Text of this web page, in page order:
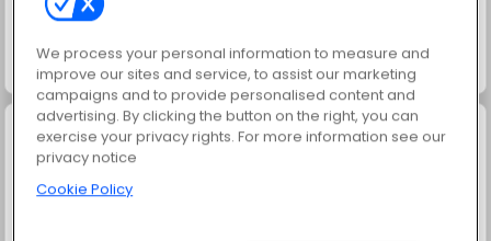
Juice Merge Grand Mahjong Connect
We process your personal information to measure and
improve our sites and service, to assist our marketing
campaigns and to provide personalised content and
advertising. By clicking the button on the right, you can
exercise your privacy rights. For more information see our
privacy notice
Cookie Policy